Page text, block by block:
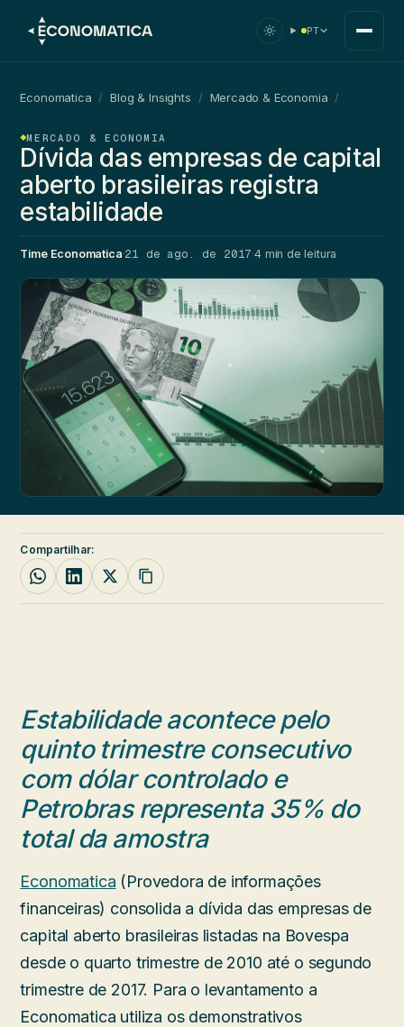
PT
Economatica / Blog & Insights / Mercado & Economia /
MERCADO & ECONOMIA
Dívida das empresas de capital
aberto brasileiras registra
estabilidade
Time Economatica·21 de ago. de 2017·4 min de leitura
Compartilhar:
Estabilidade acontece pelo
quinto trimestre consecutivo
com dólar controlado e
Petrobras representa 35% do
total da amostra
Economatica (Provedora de informações
financeiras) consolida a dívida das empresas de
capital aberto brasileiras listadas na Bovespa
desde o quarto trimestre de 2010 até o segundo
trimestre de 2017. Para o levantamento a
Economatica utiliza os demonstrativos